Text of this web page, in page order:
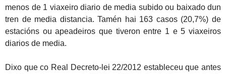
menos de 1 viaxeiro diario de media subido ou baixado dun
tren de media distancia. Tamén hai 163 casos (20,7%) de
estacións ou apeadeiros que tiveron entre 1 e 5 viaxeiros
diarios de media.
Dixo que co Real Decreto-lei 22/2012 estableceu que antes